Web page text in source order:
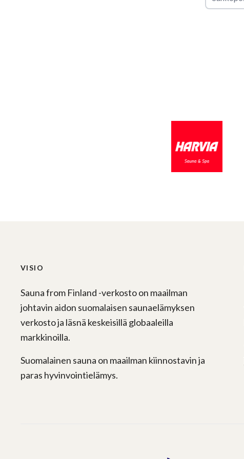
VISIO
Sauna from Finland -verkosto on maailman
johtavin aidon suomalaisen saunaelämyksen
verkosto ja läsnä keskeisillä globaaleilla
markkinoilla.
Suomalainen sauna on maailman kiinnostavin ja
paras hyvinvointielämys.